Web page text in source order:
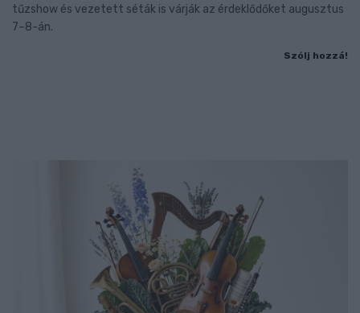
tűzshow és vezetett séták is várják az érdeklődőket augusztus
7–8-án.
Szólj hozzá!